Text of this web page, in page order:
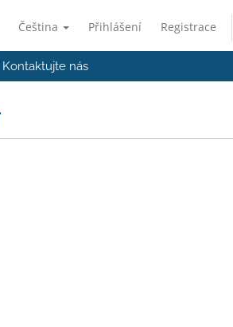
Čeština Přihlášení Registrace
Kontaktujte nás